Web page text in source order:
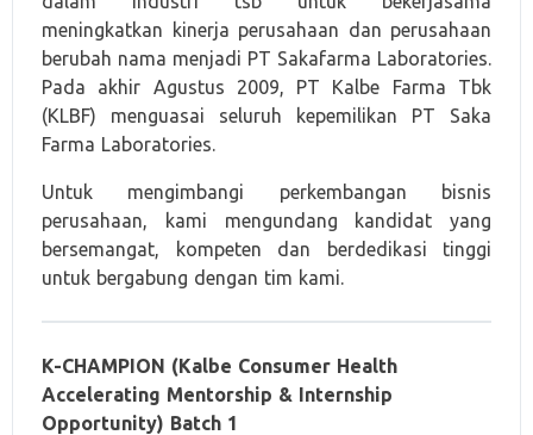
meningkatkan kinerja perusahaan dan perusahaan
berubah nama menjadi PT Sakafarma Laboratories.
Pada akhir Agustus 2009, PT Kalbe Farma Tbk
(KLBF) menguasai seluruh kepemilikan PT Saka
Farma Laboratories.
Untuk mengimbangi perkembangan bisnis
perusahaan, kami mengundang kandidat yang
bersemangat, kompeten dan berdedikasi tinggi
untuk bergabung dengan tim kami.
K-CHAMPION (Kalbe Consumer Health
Accelerating Mentorship & Internship
Opportunity) Batch 1